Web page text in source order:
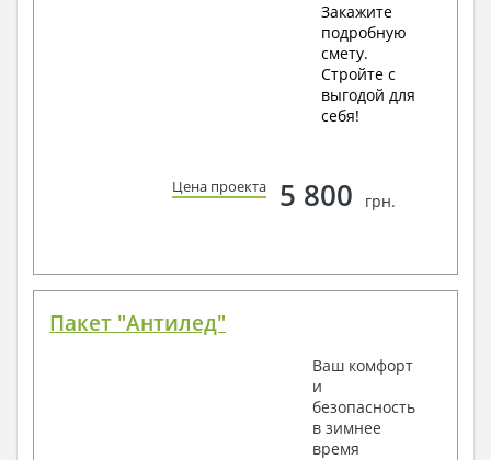
Закажите
подробную
смету.
Стройте с
выгодой для
себя!
Цена проекта 5 800 грн.
Пакет "Антилед"
Ваш комфорт
и
безопасность
в зимнее
время